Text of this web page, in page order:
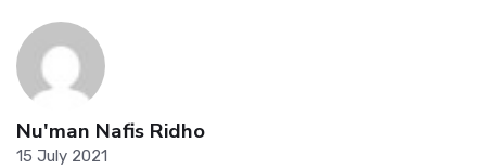
Nu'man Nafis Ridho
15 July 2021